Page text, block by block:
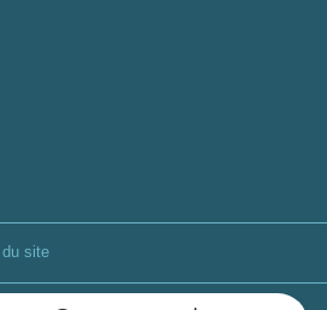
du site